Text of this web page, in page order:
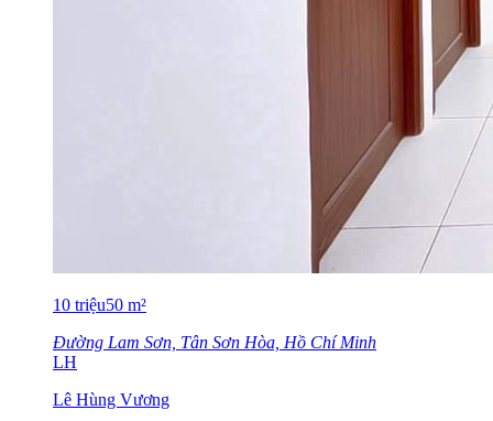
10 triệu50 m²
Đường Lam Sơn, Tân Sơn Hòa, Hồ Chí Minh
LH
Lê Hùng Vương